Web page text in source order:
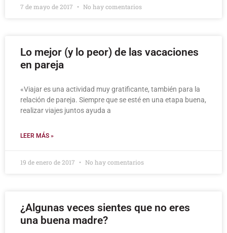
7 de mayo de 2017 No hay comentarios
Lo mejor (y lo peor) de las vacaciones
en pareja
«Viajar es una actividad muy gratificante, también para la
relación de pareja. Siempre que se esté en una etapa buena,
realizar viajes juntos ayuda a
LEER MÁS »
19 de enero de 2017 No hay comentarios
¿Algunas veces sientes que no eres
una buena madre?